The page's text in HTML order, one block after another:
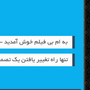
به ام بی فیلم خوش آمدید - امروز :
تنها راه تغییر یافتن یک